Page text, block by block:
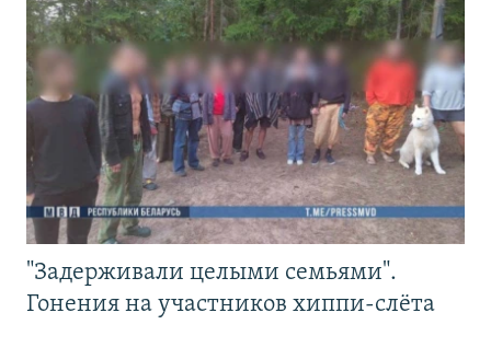
"Задерживали целыми семьями".
Гонения на участников хиппи-слёта